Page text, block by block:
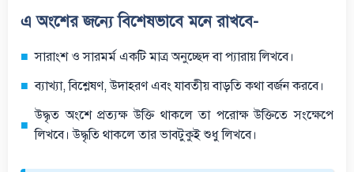
এ অংশের জন্যে বিশেষভাবে মনে রাখবে-
সারাংশ ও সারমর্ম একটি মাত্র অনুচ্ছেদ বা প্যারায় লিখবে।
ব্যাখ্যা, বিশ্লেষণ, উদাহরণ এবং যাবতীয় বাড়তি কথা বর্জন করবে।
উদ্ধৃত অংশে প্রত্যক্ষ উক্তি থাকলে তা পরোক্ষ উক্তিতে সংক্ষেপে
লিখবে। উদ্ধৃতি থাকলে তার ভাবটুকুই শুধু লিখবে।